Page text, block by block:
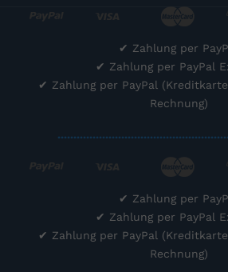
✔ Zahlung per
✔ Zahlung per PayPal
✔ Zahlung per PayPal
Rechnung)
✔ Zahlung per
✔ Zahlung per PayPal
✔ Zahlung per PayPal
Rechnung)